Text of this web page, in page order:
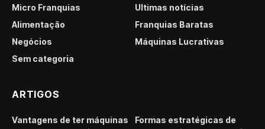
Micro Franquias
Últimas notícias
Alimentação
Franquias Baratas
Negócios
Máquinas Lucrativas
Sem categoria
ARTIGOS
Vantagens de ter máquinas
Formas estratégicas de